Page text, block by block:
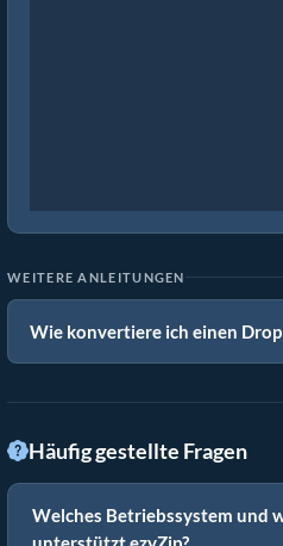
WEITERE ANLEITUNGEN
Wie konvertiere ich einen
Häufig gestellte Fragen
Welches Betriebssystem und